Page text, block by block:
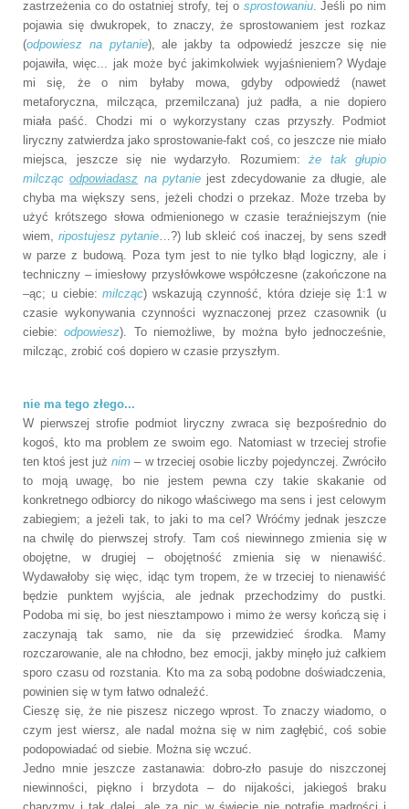
zastrzeżenia co do ostatniej strofy, tej o sprostowaniu. Jeśli po nim
pojawia się dwukropek, to znaczy, że sprostowaniem jest rozkaz
(odpowiesz na pytanie), ale jakby ta odpowiedź jeszcze się nie
pojawiła, więc... jak może być jakimkolwiek wyjaśnieniem? Wydaje
mi się, że o nim byłaby mowa, gdyby odpowiedź (nawet
metaforyczna, milcząca, przemilczana) już padła, a nie dopiero
miała paść. Chodzi mi o wykorzystany czas przyszły. Podmiot
liryczny zatwierdza jako sprostowanie-fakt coś, co jeszcze nie miało
miejsca, jeszcze się nie wydarzyło. Rozumiem: że tak głupio
milczącodpowiadasz na pytaniejest zdecydowanie za długie, ale
chyba ma większy sens, jeżeli chodzi o przekaz. Może trzeba by
użyć krótszego słowa odmienionego w czasie teraźniejszym (nie
wiem, ripostujesz pytanie…?) lub skleić coś inaczej, by sens szedł
w parze z budową. Poza tym jest to nie tylko błąd logiczny, ale i
techniczny – imiesłowy przysłówkowe współczesne (zakończone na
–ąc; u ciebie:milcząc) wskazują czynność, która dzieje się 1:1 w
czasie wykonywania czynności wyznaczonej przez czasownik (u
ciebie:odpowiesz). To niemożliwe, by można było jednocześnie,
milcząc, zrobić coś dopiero w czasie przyszłym.
nie ma tego złego...
W pierwszej strofie podmiot liryczny zwraca się bezpośrednio do
kogoś, kto ma problem ze swoim ego. Natomiast w trzeciej strofie
ten ktoś jest jużnim – w trzeciej osobie liczby pojedynczej. Zwróciło
to moją uwagę, bo nie jestem pewna czy takie skakanie od
konkretnego odbiorcy do nikogo właściwego ma sens i jest celowym
zabiegiem; a jeżeli tak, to jaki to ma cel? Wróćmy jednak jeszcze
na chwilę do pierwszej strofy. Tam coś niewinnego zmienia się w
obojętne, w drugiej – obojętność zmienia się w nienawiść.
Wydawałoby się więc, idąc tym tropem, że w trzeciej to nienawiść
będzie punktem wyjścia, ale jednak przechodzimy do pustki.
Podoba mi się, bo jest niesztampowo i mimo że wersy kończą się i
zaczynają tak samo, nie da się przewidzieć środka. Mamy
rozczarowanie, ale na chłodno, bez emocji, jakby minęło już całkiem
sporo czasu od rozstania. Kto ma za sobą podobne doświadczenia,
powinien się w tym łatwo odnaleźć.
Cieszę się, że nie piszesz niczego wprost. To znaczy wiadomo, o
czym jest wiersz, ale nadal można się w nim zagłębić, coś sobie
podopowiadać od siebie. Można się wczuć.
Jedno mnie jeszcze zastanawia: dobro-zło pasuje do niszczonej
niewinności, piękno i brzydota – do nijakości, jakiegoś braku